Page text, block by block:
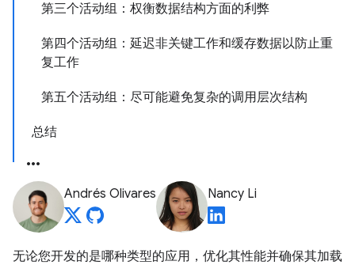
第三个活动组：权衡数据结构方面的利弊
第四个活动组：延迟非关键工作和缓存数据以防止重
复工作
第五个活动组：尽可能避免复杂的调用层次结构
总结
Andrés Olivares Nancy Li
无论您开发的是哪种类型的应用，优化其性能并确保其加载